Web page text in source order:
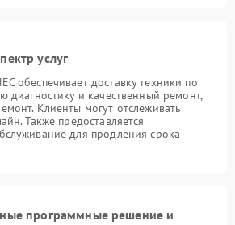
услуг
обеспечивает доставку техники по
диагностику и качественный ремонт,
Клиенты могут отслеживать
Также предоставляется
для продления срока
программные решение и